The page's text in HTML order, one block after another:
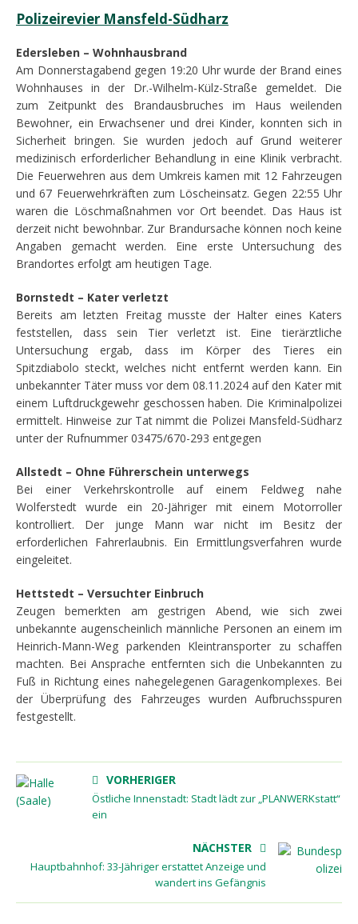
Polizeirevier Mansfeld-Südharz
Edersleben – Wohnhausbrand
Am Donnerstagabend gegen 19:20 Uhr wurde der Brand eines
Wohnhauses in der Dr.-Wilhelm-Külz-Straße gemeldet. Die
zum Zeitpunkt des Brandausbruches im Haus weilenden
Bewohner, ein Erwachsener und drei Kinder, konnten sich in
Sicherheit bringen. Sie wurden jedoch auf Grund weiterer
medizinisch erforderlicher Behandlung in eine Klinik verbracht.
Die Feuerwehren aus dem Umkreis kamen mit 12 Fahrzeugen
und 67 Feuerwehrkräften zum Löscheinsatz. Gegen 22:55 Uhr
waren die Löschmaßnahmen vor Ort beendet. Das Haus ist
derzeit nicht bewohnbar. Zur Brandursache können noch keine
Angaben gemacht werden. Eine erste Untersuchung des
Brandortes erfolgt am heutigen Tage.
Bornstedt – Kater verletzt
Bereits am letzten Freitag musste der Halter eines Katers
feststellen, dass sein Tier verletzt ist. Eine tierärztliche
Untersuchung ergab, dass im Körper des Tieres ein
Spitzdiabolo steckt, welches nicht entfernt werden kann. Ein
unbekannter Täter muss vor dem 08.11.2024 auf den Kater mit
einem Luftdruckgewehr geschossen haben. Die Kriminalpolizei
ermittelt. Hinweise zur Tat nimmt die Polizei Mansfeld-Südharz
unter der Rufnummer 03475/670-293 entgegen
Allstedt – Ohne Führerschein unterwegs
Bei einer Verkehrskontrolle auf einem Feldweg nahe
Wolferstedt wurde ein 20-Jähriger mit einem Motorroller
kontrolliert. Der junge Mann war nicht im Besitz der
erforderlichen Fahrerlaubnis. Ein Ermittlungsverfahren wurde
eingeleitet.
Hettstedt – Versuchter Einbruch
Zeugen bemerkten am gestrigen Abend, wie sich zwei
unbekannte augenscheinlich männliche Personen an einem im
Heinrich-Mann-Weg parkenden Kleintransporter zu schaffen
machten. Bei Ansprache entfernten sich die Unbekannten zu
Fuß in Richtung eines nahegelegenen Garagenkomplexes. Bei
der Überprüfung des Fahrzeuges wurden Aufbruchsspuren
festgestellt.
VORHERIGER
Östliche Innenstadt: Stadt lädt zur „PLANWERKstatt“
ein
NÄCHSTER
Hauptbahnhof: 33-Jähriger erstattet Anzeige und
wandert ins Gefängnis